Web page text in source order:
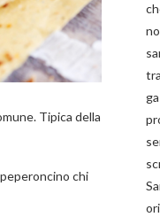
Tipica della
chi